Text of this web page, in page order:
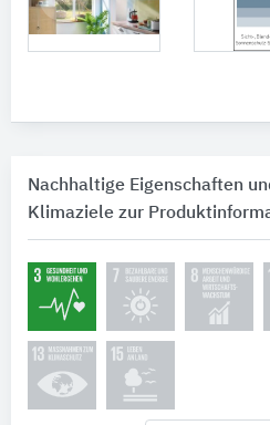
Nachhaltige Eigenschaften
Klimaziele zur